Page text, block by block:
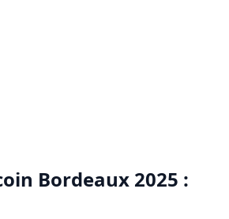
Bordeaux 2025 :